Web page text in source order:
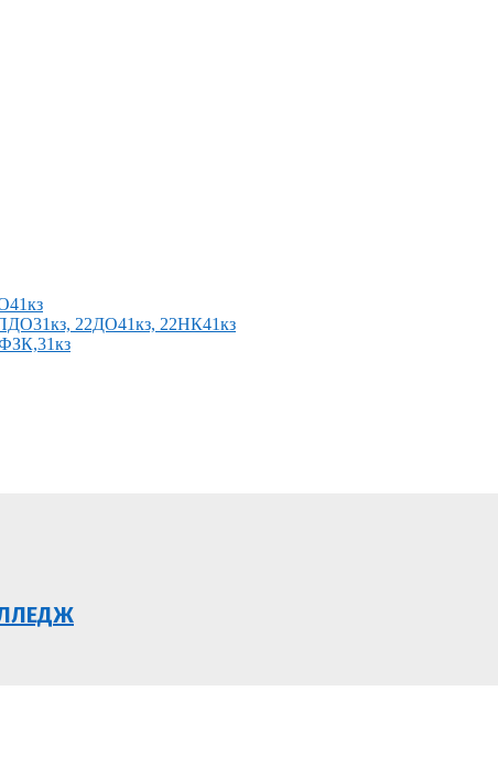
22ДО41кз, 22НК41кз